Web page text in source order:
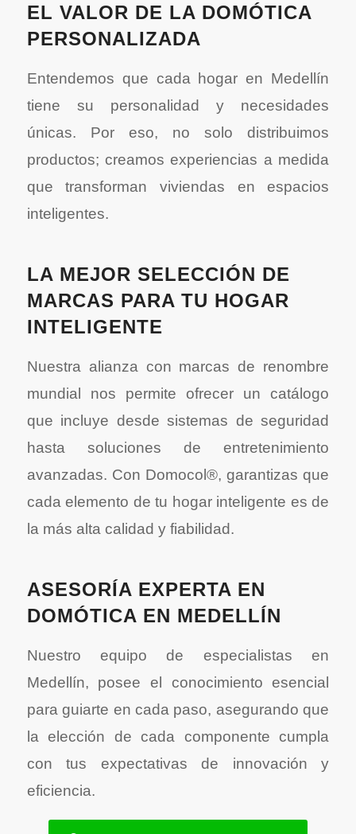
EL VALOR DE LA DOMÓTICA
PERSONALIZADA
Entendemos que cada hogar en Medellín
tiene su personalidad y necesidades
únicas. Por eso, no solo distribuimos
productos; creamos experiencias a medida
que transforman viviendas en espacios
inteligentes.
LA MEJOR SELECCIÓN DE
MARCAS PARA TU HOGAR
INTELIGENTE
Nuestra alianza con marcas de renombre
mundial nos permite ofrecer un catálogo
que incluye desde sistemas de seguridad
hasta soluciones de entretenimiento
avanzadas. Con Domocol®, garantizas que
cada elemento de tu hogar inteligente es de
la más alta calidad y fiabilidad.
ASESORÍA EXPERTA EN
DOMÓTICA EN MEDELLÍN
Nuestro equipo de especialistas en
Medellín, posee el conocimiento esencial
para guiarte en cada paso, asegurando que
la elección de cada componente cumpla
con tus expectativas de innovación y
eficiencia.